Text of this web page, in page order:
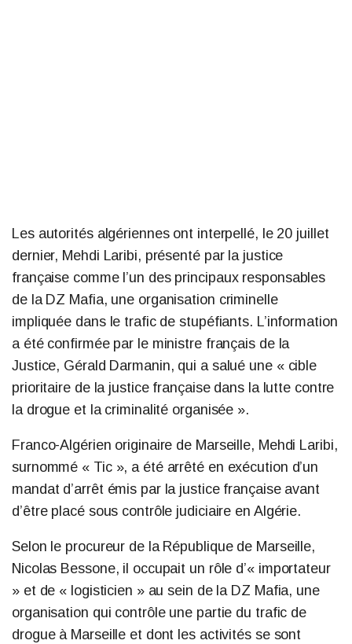
Les autorités algériennes ont interpellé, le 20 juillet
dernier, Mehdi Laribi, présenté par la justice
française comme l’un des principaux responsables
de la DZ Mafia, une organisation criminelle
impliquée dans le trafic de stupéfiants. L’information
a été confirmée par le ministre français de la
Justice, Gérald Darmanin, qui a salué une « cible
prioritaire de la justice française dans la lutte contre
la drogue et la criminalité organisée ».
Franco-Algérien originaire de Marseille, Mehdi Laribi,
surnommé « Tic », a été arrêté en exécution d’un
mandat d’arrêt émis par la justice française avant
d’être placé sous contrôle judiciaire en Algérie.
Selon le procureur de la République de Marseille,
Nicolas Bessone, il occupait un rôle d’« importateur
» et de « logisticien » au sein de la DZ Mafia, une
organisation qui contrôle une partie du trafic de
drogue à Marseille et dont les activités se sont